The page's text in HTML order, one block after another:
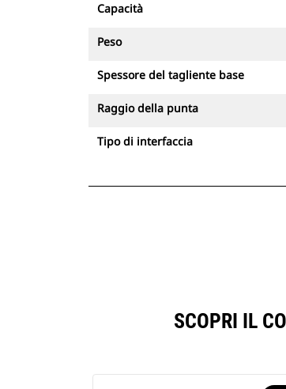
Capacità
Peso
Spessore del tagliente base
Raggio della punta
Tipo di interfaccia
SCOPRI IL